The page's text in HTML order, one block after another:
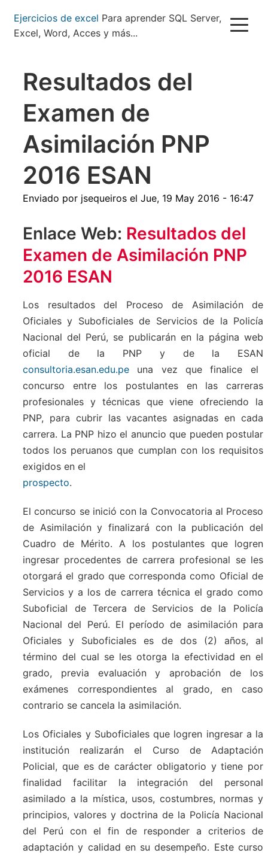
Pasar
contenido
Ejercicios de excel Para aprender SQL Server,
Excel, Word, Acces y más...
Resultados del
Examen de
Asimilación PNP
2016 ESAN
Enviado por jsequeiros el Jue, 19 May 2016 - 16:47
Enlace Web: Resultados del
Examen de Asimilación PNP
2016 ESAN
Los resultados del Proceso de Asimilación de
Oficiales y Suboficiales de Servicios de la Policía
Nacional del Perú, se publicarán en la página web
oficial de la PNP y de la ESAN
consultoria.esan.edu.pe una vez que finalice el
concurso entre los postulantes en las carreras
profesionales y técnicas que viene ofreciendo la
PNP, para cubrir las vacantes asignadas en cada
carrera. La PNP hizo el anuncio que pueden postular
todos los peruanos que cumplan con los requisitos
exigidos en el
prospecto.
El concurso se inició con la Convocatoria al Proceso
de Asimilación y finalizará con la publicación del
Cuadro de Mérito. A los postulantes que logren
ingresar procedentes de carrera profesional se les
otorgará el grado que corresponda como Oficial de
Servicios y a los de carrera técnica el grado como
Suboficial de Tercera de Servicios de la Policía
Nacional del Perú. El período de asimilación para
Oficiales y Suboficiales es de dos (2) años, al
término del cual se les otorga la efectividad en el
grado, previa evaluación y aprobación de los
exámenes correspondientes al grado, en caso
contrario se cancela la asimilación.
Los Oficiales y Suboficiales que logren ingresar a la
institución realizarán el Curso de Adaptación
Policial, que es de carácter obligatorio y tiene por
finalidad facilitar la integración del personal
asimilado a la mística, usos, costumbres, normas y
principios, valores y doctrina de la Policía Nacional
del Perú con el fin de responder a criterios de
adaptación y calidad en su desempeño. Este curso